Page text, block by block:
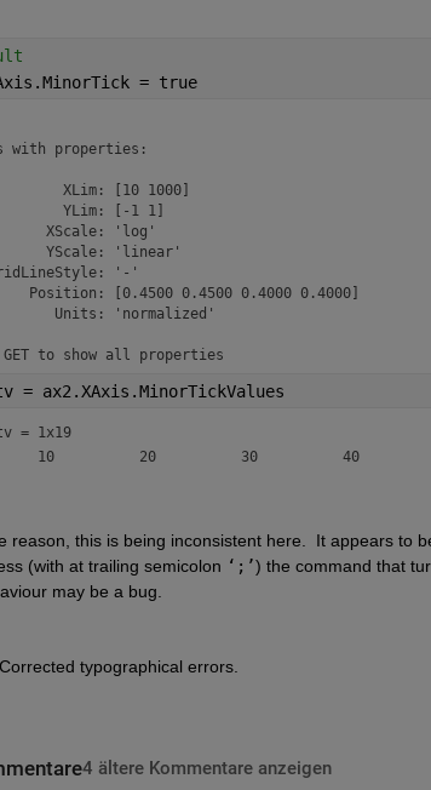
= true
with properties:
XLim: [10 1000]
YLim: [-1 1]
XScale: 'log'
YScale: 'linear'
'-'
Position: [0.4500 0.4500 0.4000 0.4000]
Units: 'normalized'
= ax2.XAxis.MinorTickValues
= 1x19
reason, this is being inconsistent here.  It appears to
(with at trailing semicolon ‘;’) the command that
may be a bug.
typographical errors.
4 ältere Kommentare anzeigen